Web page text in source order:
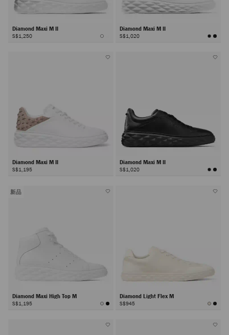
Diamond Maxi M II
S$1,250
Diamond Maxi M II
S$1,020
Diamond Maxi M II
S$1,195
Diamond Maxi M II
S$1,020
新品
Diamond Maxi High Top M
S$1,195
Diamond Light Flex M
S$945